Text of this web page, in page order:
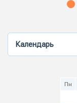
Календарь
Пн